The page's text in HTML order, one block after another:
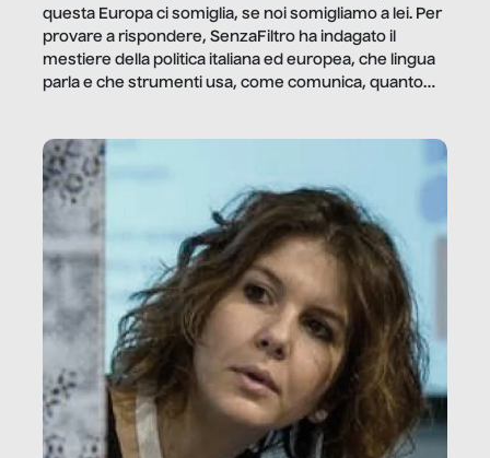
questa Europa ci somiglia, se noi somigliamo a lei. Per
provare a rispondere, SenzaFiltro ha indagato il
mestiere della politica italiana ed europea, che lingua
parla e che strumenti usa, come comunica, quanto